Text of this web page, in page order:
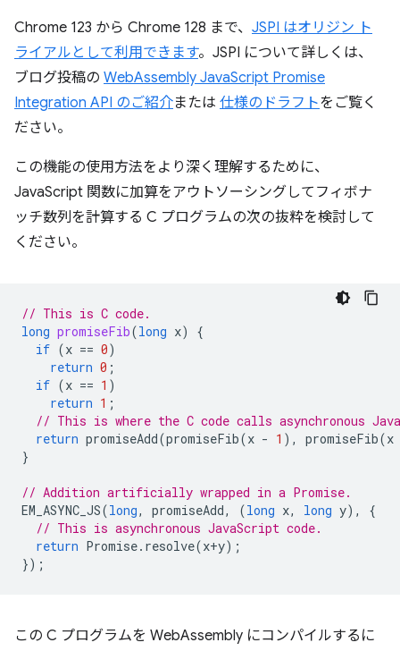
Chrome 123 から Chrome 128 まで、 JSPI はオリジン ト
ライアルとして利用できます。JSPI について詳しくは、
ブログ投稿の WebAssembly JavaScript Promise
Integration API のご紹介または 仕様のドラフトをご覧く
ださい。
この機能の使用方法をより深く理解するために、
JavaScript 関数に加算をアウトソーシングしてフィボナ
ッチ数列を計算する C プログラムの次の抜粋を検討して
ください。
// This is C code.
long promiseFib(long x)
{
if (x == 0)
return 0 ;
if (x == 1 )
return 1 ;
// This is where the C code calls asynchronous
return promiseAdd(promiseFib(x - 1 ), promiseFib(x
}
// Addition artificially wrapped in a Promise.
EM_ASYNC_JS(long, promiseAdd, (long x, long y),
{
// This is asynchronous JavaScript code.
return Promise. resolve(x+y);
});
この C プログラムを WebAssembly にコンパイルするに